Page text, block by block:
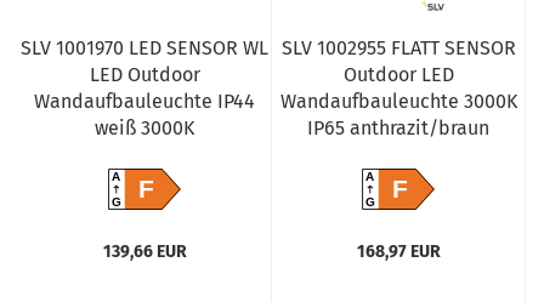
SLV 1001970 LED SENSOR WL
LED Outdoor
Wandaufbauleuchte IP44
weiß 3000K
A
GF
139,66 EUR
SLV 1002955 FLATT SENSOR
Outdoor LED
Wandaufbauleuchte 3000K
IP65 anthrazit/braun
A
GF
168,97 EUR